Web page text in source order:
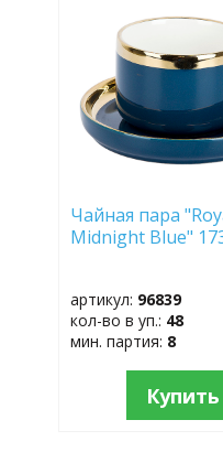
Чайная пара
Midnight Blue"
артикул: 96839
кол-во в уп.: 48
мин. партия: 8
Купить